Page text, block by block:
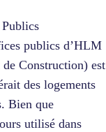
publics d’HLM
Construction) est
des logements
Bien que
utilisé dans